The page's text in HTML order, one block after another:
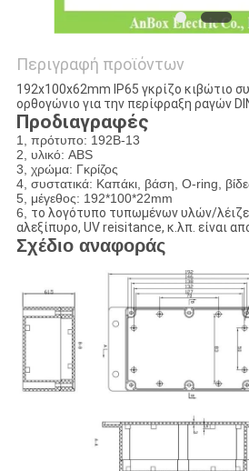
Περιγραφή προϊόντων
192x100x62mm IP65 γκρίζο κιβώτιο
ορθογώνιο για την περίφραξη ραγών
Προδιαγραφές
1, πρότυπο: 192B-13
2, υλικό: ABS
3, χρώμα: Γκρίζος
4, συστατικά: Καπάκι, βάση, O-ring,
5, μέγεθος: 192*100*22mm
6, το λογότυπο τυπωμένων υλών/
αλεξίπυρο, UV reisitance, κ.λπ. είναι
Σχέδιο αναφοράς